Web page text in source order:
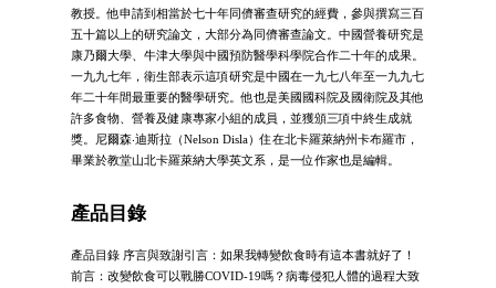
教授。他申請到相當於七十年同儕審查研究的經費，參與撰寫三百
五十篇以上的研究論文，大部分為同儕審查論文。中國營養研究是
康乃爾大學、牛津大學與中國預防醫學科學院合作二十年的成果。
一九九七年，衛生部表示這項研究是中國在一九七八年至一九九七
年二十年間最重要的醫學研究。他也是美國國科院及國衛院及其他
許多食物、營養及健康專家小組的成員，並獲頒三項中終生成就
獎。尼爾森‧迪斯拉（Nelson Disla）住在北卡羅萊納州卡布羅市，
畢業於教堂山北卡羅萊納大學英文系，是一位作家也是編輯。
產品目錄
產品目錄 序言與致謝引言：如果我轉變飲食時有這本書就好了！
前言：改變飲食可以戰勝COVID-19嗎？病毒侵犯人體的過程大致